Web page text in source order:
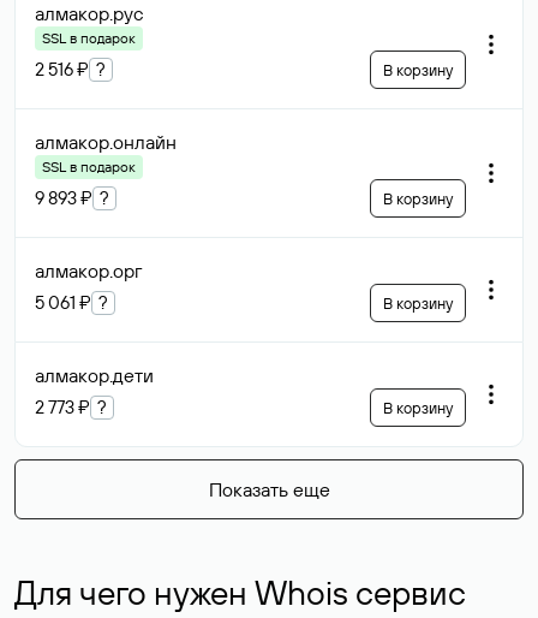
алмакор.рус
SSL в подарок
2 516 ₽ ? В корзину
алмакор.онлайн
SSL в подарок
9 893 ₽ ? В корзину
алмакор.орг
5 061 ₽ ? В корзину
алмакор.дети
2 773 ₽ ? В корзину
Показать еще
Для чего нужен Whois сервис